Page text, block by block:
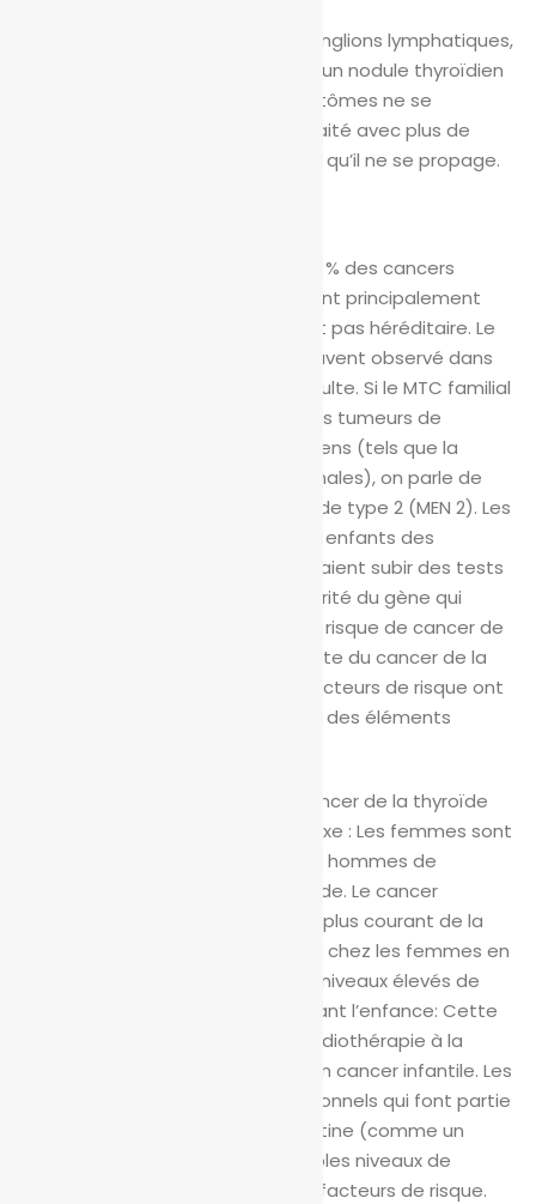
Parfois, le MTC se propage aux ganglions lymphatiques,
aux poumons ou au foie avant qu’un nodule thyroïdien
ne soit détecté ou que des symptômes ne se
développent. Le MTC peut être traité avec plus de
succès s’il est diagnostiqué avant qu’il ne se propage.
Le MTC sporadique représente 85 % des cancers
médullaires de la thyroïde. Il survient principalement
chez les personnes âgées et n’est pas héréditaire. Le
MTC familial est héréditaire et souvent observé dans
l’enfance ou au début de l’âge adulte. Si le MTC familial
se produit en association avec des tumeurs de
certains autres organes endocriniens (tels que la
parathyroïde et les glandes surrénales), on parle de
néoplasie endocrinienne multiple de type 2 (MEN 2). Les
parents, les frères et sœurs et les enfants des
personnes atteintes de MTC devraient subir des tests
génétiques pour savoir s’ils ont hérité du gène qui
Facteurs de risque de cancer de
Bien que la cause exacte du cancer de la
thyroïde soit inconnue, certains facteurs de risque ont
été identifiés. Il s’agit notamment des éléments
Âge : Les deux tiers des cas de cancer de la thyroïde
Sexe : Les femmes sont
trois fois plus susceptibles que les hommes de
développer un cancer de la thyroïde. Le cancer
papillaire de la thyroïde, le type le plus courant de la
maladie, se trouve le plus souvent chez les femmes en
Exposition à des niveaux élevés de
rayonnement, en particulier pendant l’enfance: Cette
exposition est souvent due à la radiothérapie à la
région de la tête et du cou pour un cancer infantile. Les
radiographies ou les scans occasionnels qui font partie
des procédures médicales de routine (comme un
examen dentaire) ont de très faibles niveaux de
rayonnement et ne sont pas des facteurs de risque.